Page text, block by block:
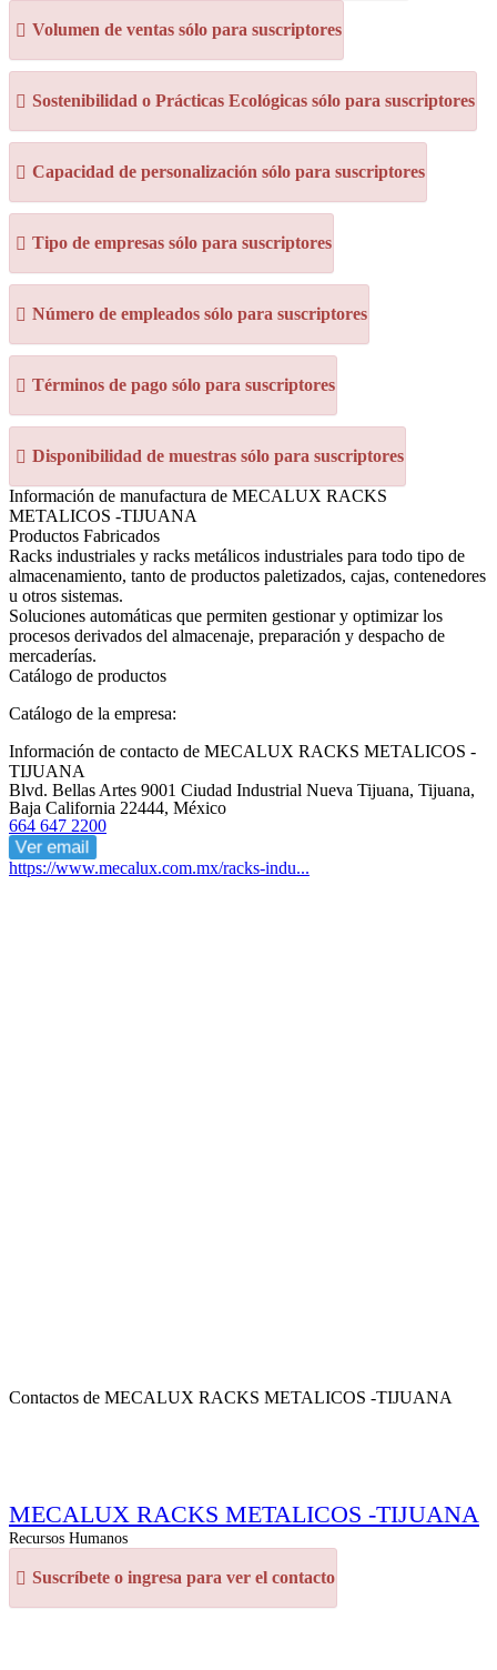
Volumen de ventas sólo para suscriptores
Sostenibilidad o Prácticas Ecológicas sólo para suscriptores
Capacidad de personalización sólo para suscriptores
Tipo de empresas sólo para suscriptores
Número de empleados sólo para suscriptores
Términos de pago sólo para suscriptores
Disponibilidad de muestras sólo para suscriptores
Información de manufactura de MECALUX RACKS
METALICOS -TIJUANA
Productos Fabricados
Racks industriales y racks metálicos industriales para todo tipo de
almacenamiento, tanto de productos paletizados, cajas, contenedores
u otros sistemas.
Soluciones automáticas que permiten gestionar y optimizar los
procesos derivados del almacenaje, preparación y despacho de
mercaderías.
Catálogo de productos
Catálogo de la empresa:
Información de contacto de MECALUX RACKS METALICOS -
TIJUANA
Blvd. Bellas Artes 9001 Ciudad Industrial Nueva Tijuana, Tijuana,
Baja California 22444, México
664 647 2200
Ver email
https://www.mecalux.com.mx/racks-indu...
Contactos de MECALUX RACKS METALICOS -TIJUANA
MECALUX RACKS METALICOS -TIJUANA
Recursos Humanos
Suscríbete o ingresa para ver el contacto